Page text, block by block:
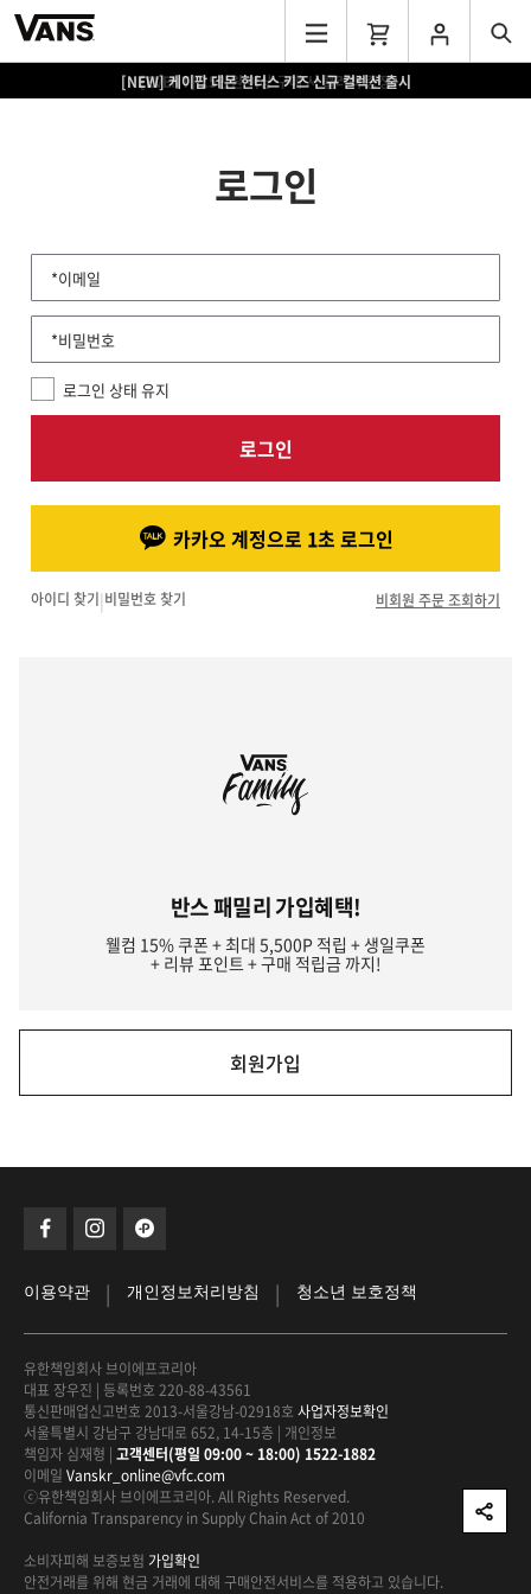
[NEW] 케이팝 데몬 헌터스 키즈 신규 컬렉션 출시
[EVENT] 15만원 이상 구매 시 쿨러백 증정
로그인
*이메일
*비밀번호
로그인 상태 유지
로그인
카카오 계정으로 1초 로그인
아이디 찾기|비밀번호 찾기 비회원 주문 조회하기
반스 패밀리 가입혜택!
웰컴 15% 쿠폰 + 최대 5,500P 적립 + 생일쿠폰
+ 리뷰 포인트 + 구매 적립금 까지!
회원가입
이용약관 | 개인정보처리방침 | 청소년 보호정책
유한책임회사 브이에프코리아
대표 장우진 | 등록번호 220-88-43561
통신판매업신고번호 2013-서울강남-02918호 사업자정보확인
서울특별시 강남구 강남대로 652, 14-15층 | 개인정보
책임자 심재형 | 고객센터(평일 09:00 ~ 18:00) 1522-1882
이메일 Vanskr_online@vfc.com
ⓒ유한책임회사 브이에프코리아. All Rights Reserved.
California Transparency in Supply Chain Act of 2010
소비자피해 보증보험 가입확인
안전거래를 위해 현금 거래에 대해 구매안전서비스를 적용하고 있습니다.